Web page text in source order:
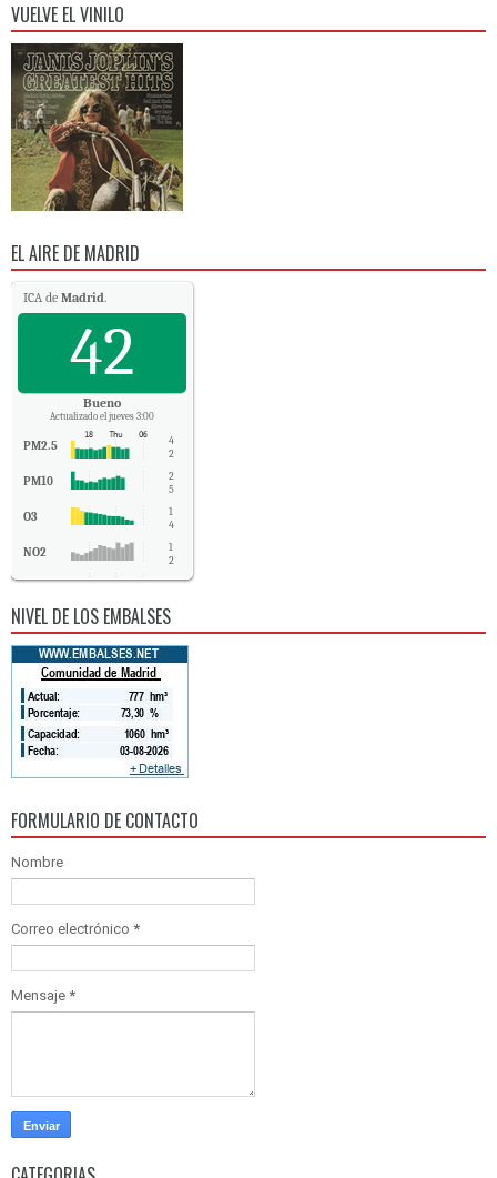
VUELVE EL VINILO
EL AIRE DE MADRID
ICA de Madrid.
42
Bueno
Actualizado el jueves 3:00
PM2.5
4
2
PM10
2
5
O3
1
4
NO2
1
2
SO2 -
CO -
NIVEL DE LOS EMBALSES
FORMULARIO DE CONTACTO
Nombre
Correo electrónico *
Mensaje *